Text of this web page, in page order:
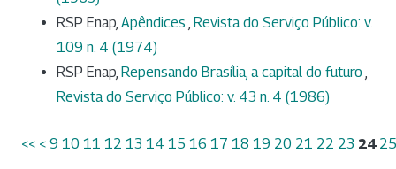
RSP Enap, Apêndices , Revista do Serviço Público: v.
109 n. 4 (1974)
RSP Enap, Repensando Brasília, a capital do futuro ,
Revista do Serviço Público: v. 43 n. 4 (1986)
<< < 9 10 11 12 13 14 15 16 17 18 19 20 21 22 23 24 25